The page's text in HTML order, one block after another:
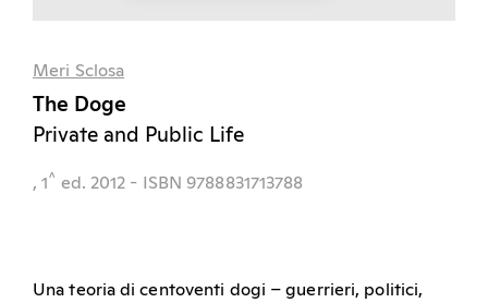
Meri Sclosa
The Doge
Private and Public Life
, 1^ ed. 2012 - ISBN 9788831713788
Una teoria di centoventi dogi – guerrieri, politici,